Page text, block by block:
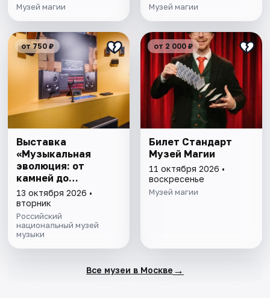
Музей магии Музей магии
от 750 ₽
Выставка
«Музыкальная
эволюция: от
камней до
нейросети»
13 октября 2026 •
вторник
Российский
национальный музей
музыки
от 2 000 ₽
Билет Стандарт
Музей Магии
11 октября 2026 •
воскресенье
Музей магии
Все музеи в Москве →